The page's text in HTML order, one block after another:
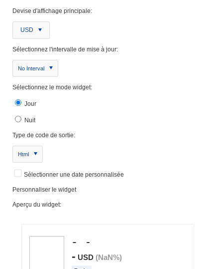
Devise d'affichage principale:
USD
Sélectionnez l'intervalle de mise à jour:
No Interval
Sélectionnez le mode widget:
Jour
Nuit
Type de code de sortie:
Html
Sélectionner une date personnalisée
Personnaliser le widget
Aperçu du widget: